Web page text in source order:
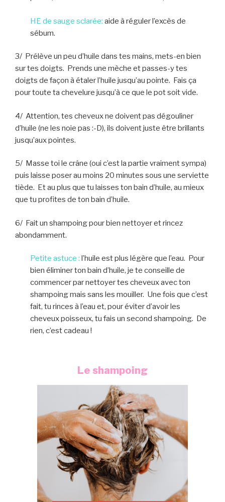
HE de sauge sclarée: aide à réguler l’excès de
sébum.
3/ Prélève un peu d’huile dans tes mains, mets-en bien
sur tes doigts. Prends une mèche et passes-y tes
doigts de façon à étaler l’huile jusqu’au pointe. Fais ça
pour toute ta chevelure jusqu’à ce que le pot soit vide.
4/ Attention, tes cheveux ne doivent pas dégouliner
d’huile (ne les noie pas :-D), ils doivent juste être brillants
jusqu’aux pointes.
5/ Masse toi le crâne (oui c’est la partie vraiment sympa)
puis laisse poser au moins 20 minutes sous une serviette
tiède. Et au plus que tu laisses ton bain d’huile, au mieux
que tu profites de ton bain d’huile.
6/ Fait un shampoing pour bien nettoyer et rincez
abondamment.
Petite astuce : l’huile est plus légère que l’eau. Pour
bien éliminer ton bain d’huile, je te conseille de
commencer par nettoyer tes cheveux avec ton
shampoing mais sans les mouiller. Une fois que c’est
fait, tu rinces à l’eau et, pour éviter d’avoir les
cheveux poisseux, tu fais un second shampoing. De
rien, c’est cadeau !
Le shampoing